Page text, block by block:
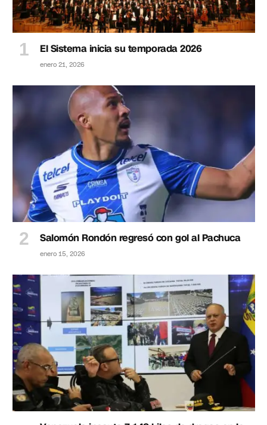
El Sistema inicia su temporada 2026
enero 21, 2026
Salomón Rondón regresó con gol al Pachuca
enero 15, 2026